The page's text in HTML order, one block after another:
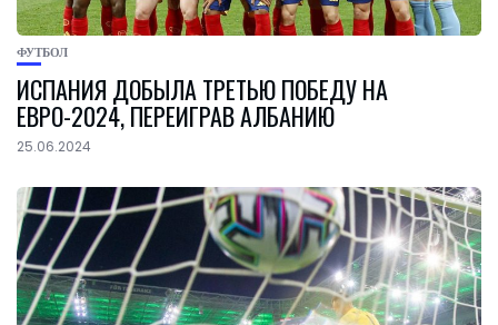
ФУТБОЛ
ИСПАНИЯ ДОБЫЛА ТРЕТЬЮ ПОБЕДУ НА
ЕВРО-2024, ПЕРЕИГРАВ АЛБАНИЮ
25.06.2024